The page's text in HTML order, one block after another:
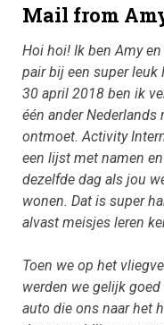
Mail from
Hoi hoi! Ik ben Amy
pair bij een super
30 april 2018 ben ik
één ander
ontmoet. Activity
een lijst met namen
dezelfde dag als jou
wonen. Dat is super
alvast meisjes leren
Toen we op het
werden we gelijk
auto die ons naar het